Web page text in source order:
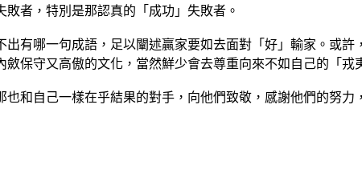
者，特別是那認真的「成功」失敗者。
有哪一句成語，足以闡述贏家要如去面對「好」輸家。或
保守又高傲的文化，當然鮮少會去尊重向來不如自己的「戎
和自己一樣在乎結果的對手，向他們致敬，感謝他們的努力